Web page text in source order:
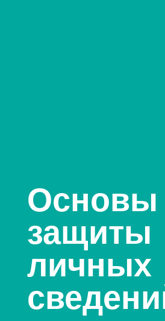
Основы
защиты
личных